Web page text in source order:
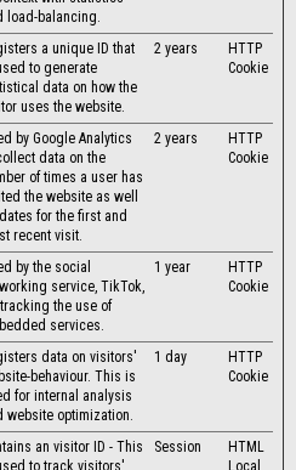
load-balancing.
a unique ID that
to generate
data on how the
uses the website.
2 years
HTTP
Cookie
by Google Analytics
data on the
of times a user has
the website as well
for the first and
recent visit.
2 years
HTTP
Cookie
by the social
service, TikTok,
the use of
services.
1 year
HTTP
Cookie
data on visitors'
behaviour. This is
for internal analysis
website optimization.
1 day
HTTP
Cookie
an visitor ID - This
to track visitors'
Session
HTML
Local